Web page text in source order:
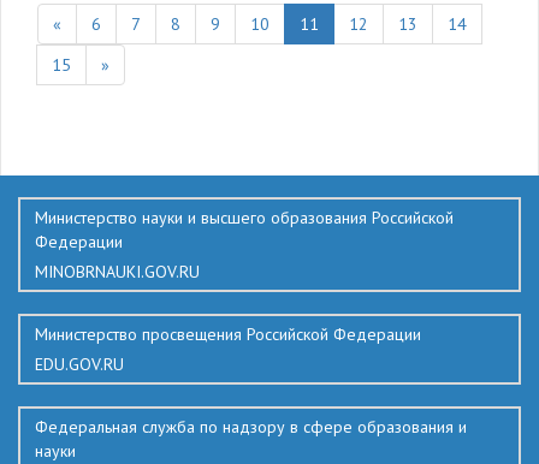
« 6 7 8 9 10 11 12 13
14
15
»
Министерство науки и высшего образования Российской
Федерации
MINOBRNAUKI.GOV.RU
Министерство просвещения Российской Федерации
EDU.GOV.RU
Федеральная служба по надзору в сфере образования и
науки